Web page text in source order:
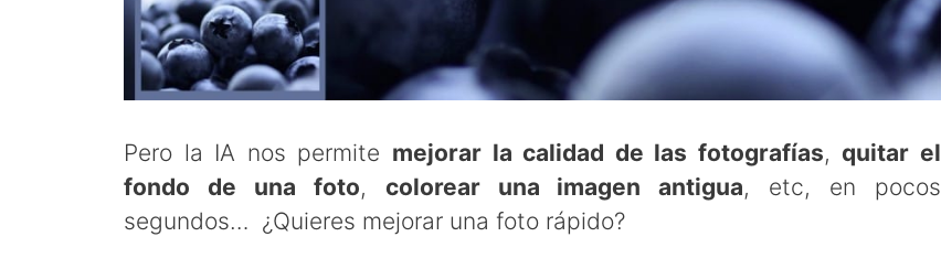
Pero la IA nos permite mejorar la calidad de las fotografías,quitar el
fondo de una foto, colorear una imagen antigua, etc, en pocos
segundos… ¿Quieres mejorar una foto rápido?